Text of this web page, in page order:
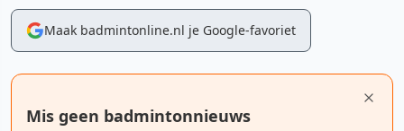
Maak badmintonline.nl je Google-favoriet
Mis geen badmintonnieuws